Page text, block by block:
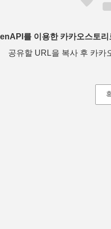
를 이용한 카카오스토
공유할 URL을 복사 후 카카